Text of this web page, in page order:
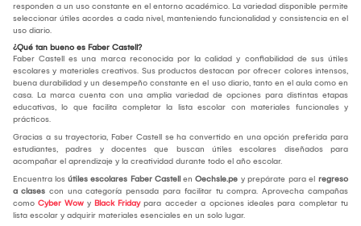
responden a un uso constante en el entorno académico. La variedad disponible permite
seleccionar útiles acordes a cada nivel, manteniendo funcionalidad y consistencia en el
uso diario.
¿Qué tan bueno es Faber Castell?
Faber Castell es una marca reconocida por la calidad y confiabilidad de sus útiles
escolares y materiales creativos. Sus productos destacan por ofrecer colores intensos,
buena durabilidad y un desempeño constante en el uso diario, tanto en el aula como en
casa. La marca cuenta con una amplia variedad de opciones para distintas etapas
educativas, lo que facilita completar la lista escolar con materiales funcionales y
prácticos.
Gracias a su trayectoria, Faber Castell se ha convertido en una opción preferida para
estudiantes, padres y docentes que buscan útiles escolares diseñados para
acompañar el aprendizaje y la creatividad durante todo el año escolar.
Encuentra los útiles escolares Faber Castell en Oechsle.pe y prepárate para el regreso
a clases con una categoría pensada para facilitar tu compra. Aprovecha campañas
como Cyber Wow y Black Fridaypara acceder a opciones ideales para completar tu
lista escolar y adquirir materiales esenciales en un solo lugar.